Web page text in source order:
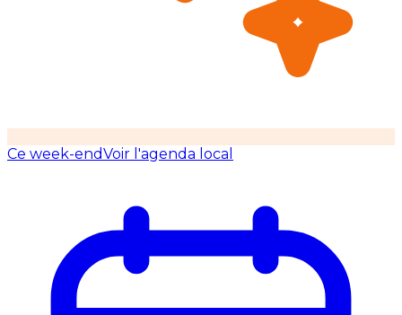
Ce week-endVoir l'agenda local